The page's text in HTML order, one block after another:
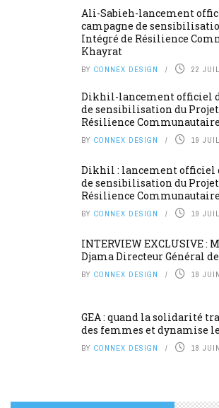
Ali-Sabieh-lancement
campagne de
Intégré de Résilience
Khayrat
BY CONNEX DESIGN 22
Dikhil-lancement officiel
de sensibilisation du
Résilience
BY CONNEX DESIGN 19
Dikhil : lancement officiel
de sensibilisation du
Résilience Communautaire
BY CONNEX DESIGN 19
INTERVIEW EXCLUSIVE :
Djama Directeur Général de
BY CONNEX DESIGN 18
GEA : quand la solidarité
des femmes et dynamise
BY CONNEX DESIGN 18